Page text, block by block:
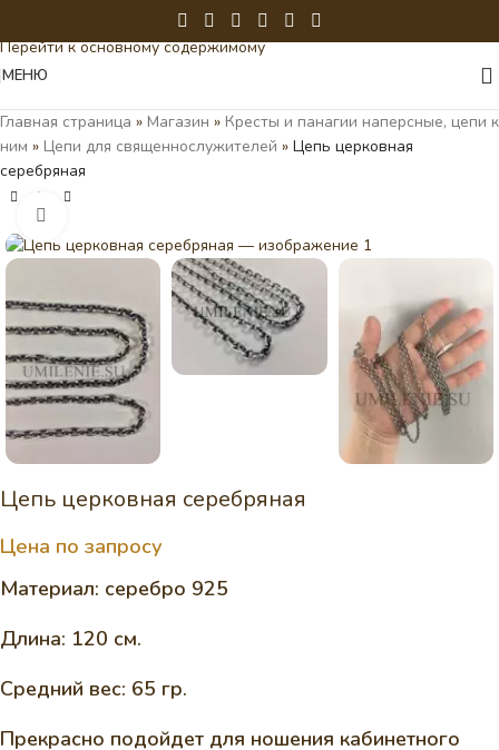
Перейти к основному содержимому
МЕНЮ
Главная страница » Магазин » Кресты и панагии наперсные, цепи к
ним » Цепи для священнослужителей » Цепь церковная
серебряная
Цепь церковная серебряная
Цена по запросу
Материал: серебро 925
Длина: 120 см.
Средний вес: 65 гр.
Прекрасно подойдет для ношения кабинетного